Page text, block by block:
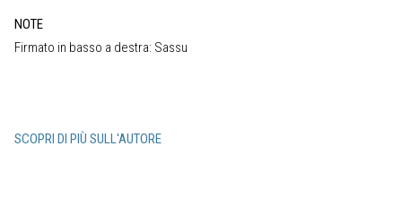
NOTE
Firmato in basso a destra: Sassu
SCOPRI DI PIÙ SULL'AUTORE